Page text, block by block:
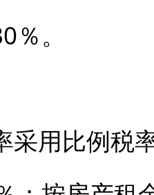
。
用比例税